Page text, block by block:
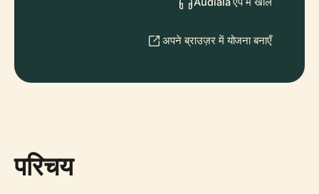
अपने ब्राउज़र में योजना बनाएँ
परिचय